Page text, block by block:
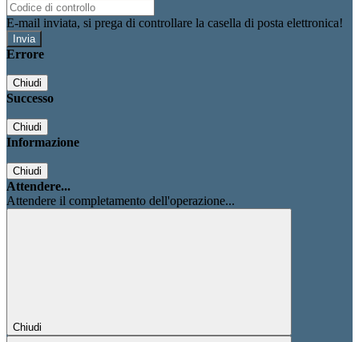
E-mail inviata, si prega di controllare la casella di posta elettronica!
Errore
Chiudi
Successo
Chiudi
Informazione
Chiudi
Attendere...
Attendere il completamento dell'operazione...
Chiudi